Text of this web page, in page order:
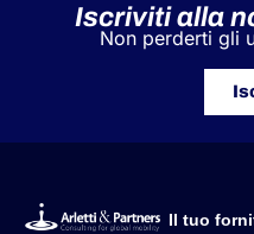
Iscriviti alla
Non perderti gli
Il tuo